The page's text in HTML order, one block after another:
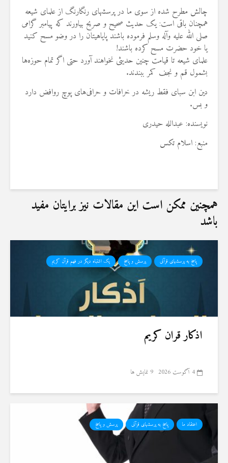
چالش مطرح شده از سوی ما در پرسشهای رنگارنگ از علمای شیعه
همچنان باقی است: یک حدیث صحیح و صریح بیاورند که پیامبر گرامی
صلی الله علیه وآله وسلم فرموده باشند پایاهیتان را در وضو مسح کنید
یا خود حضرت مسح کرده باشند!
علمای شیعه تا قیامت چنین حدیثی نخواهند آورد حتی اگر تمام حوزه‌ها
بشمول قم و نجف کمر ببندند.
دین ابن سبای فقط ریشه در خرافات و حرافی‌های پوچ روافض دارد
و بس.
نویسنده: عبدالله حیدری
منبع: اسلام تکس
همچنین ممکن است این مقالات نیز برایتان مفید
باشد
پاسخ به پرسشهای قرآنی پرسش و پاسخ یک اشتباه دیگر در فهم قرآن کریم
اذکار قران کریم
4 آگوست 2026 9 نمایش ها
اعتقاد ما پاسخ به پرسشهای قرآنی پرسش و پاسخ